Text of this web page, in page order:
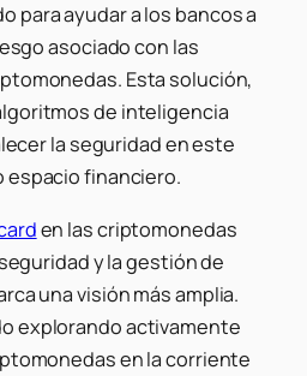
para ayudar a los bancos a
asociado con las
Esta solución,
de inteligencia
la seguridad en este
espacio financiero.
en las criptomonedas
y la gestión de
una visión más amplia.
explorando activamente
en la corriente